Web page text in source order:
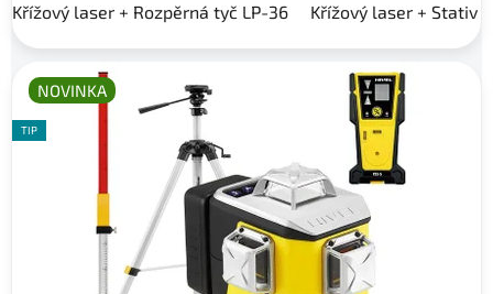
Křížový laser + Rozpěrná tyč LP-36 Křížový laser + Stativ
NOVINKA
TIP